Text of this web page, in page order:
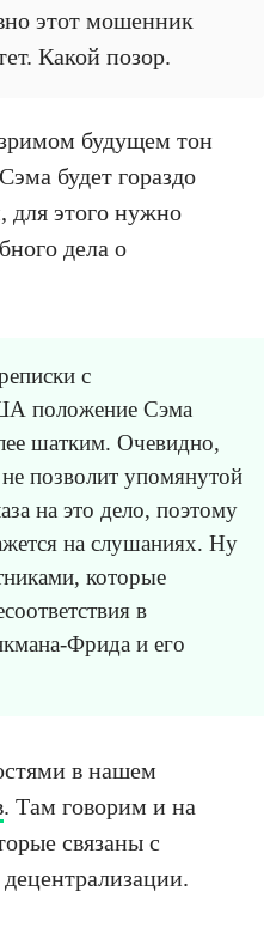
этот мошенник
Какой позор.
будущем тон
будет гораздо
для этого нужно
дела о
с
положение Сэма
шатким. Очевидно,
позволит упомянутой
на это дело, поэтому
на слушаниях. Ну
которые
в
Фрида и его
в нашем
. Там говорим и на
связаны с